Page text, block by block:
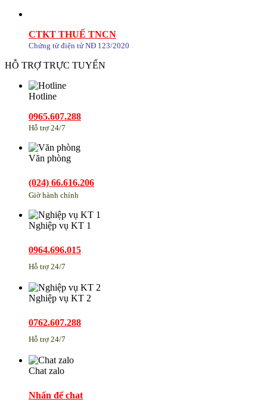
CTKT THUẾ TNCN
Chứng từ điện tử NĐ 123/2020
HỖ TRỢ TRỰC TUYẾN
Hotline
0965.607.288
Hỗ trợ 24/7
Văn phòng
(024) 66.616.206
Giờ hành chính
Nghiệp vụ KT 1
0964.696.015
Hỗ trợ 24/7
Nghiệp vụ KT 2
0762.607.288
Hỗ trợ 24/7
Chat zalo
Nhấn để chat